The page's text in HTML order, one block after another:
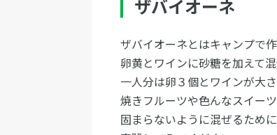
ザバイオーネ
ザバイオーネとはキャンプで
卵黄とワインに砂糖を加えて
一人分は卵３個とワインが大
焼きフルーツや色んなスイー
固まらないように混ぜるため